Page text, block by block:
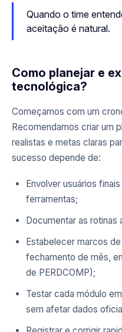
Quando o time
aceitação é natural.
Como planejar e
tecnológica?
Começamos com um
Recomendamos criar um
realistas e metas claras
sucesso depende de:
Envolver usuários
ferramentas;
Documentar as
Estabelecer marcos
fechamento de mês,
de PERDCOMP);
Testar cada módulo
sem afetar dados